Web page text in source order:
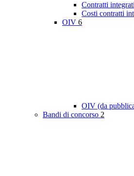
Contratti
Costi contratti
OIV 6
OIV (da
Bandi di concorso 2